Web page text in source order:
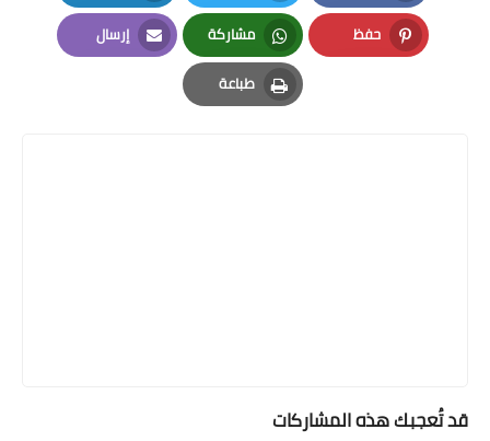
Facebook
Twitter
LinkedIn
حفظ
Pinterest
مشاركة
Whatsapp
إرسال
Email
طباعة
Print
قد تُعجبك هذه المشاركات